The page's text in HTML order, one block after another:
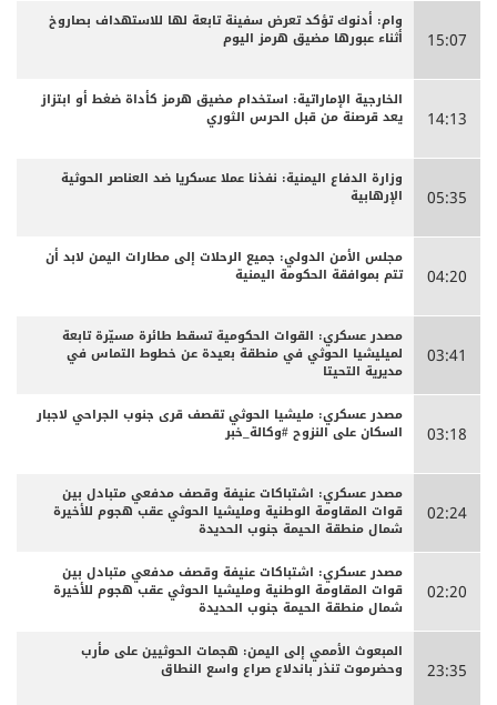
15:07
وام: أدنوك تؤكد تعرض سفينة تابعة لها للاستهداف بصاروخ
أثناء عبورها مضيق هرمز اليوم
14:13
الخارجية الإماراتية: استخدام مضيق هرمز كأداة ضغط أو ابتزاز
يعد قرصنة من قبل الحرس الثوري
05:35
وزارة الدفاع اليمنية: نفذنا عملا عسكريا ضد العناصر الحوثية
الإرهابية
04:20
مجلس الأمن الدولي: جميع الرحلات إلى مطارات اليمن لابد أن
تتم بموافقة الحكومة اليمنية
03:41
مصدر عسكري: القوات الحكومية تسقط طائرة مسيّرة تابعة
لميليشيا الحوثي في منطقة بعيدة عن خطوط التماس في
مديرية التحيتا
03:18
مصدر عسكري: مليشيا الحوثي تقصف قرى جنوب الجراحي لاجبار
السكان على النزوح #وكالة_خبر
02:24
مصدر عسكري: اشتباكات عنيفة وقصف مدفعي متبادل بين
قوات المقاومة الوطنية ومليشيا الحوثي عقب هجوم للأخيرة
شمال منطقة الحيمة جنوب الحديدة
02:20
مصدر عسكري: اشتباكات عنيفة وقصف مدفعي متبادل بين
قوات المقاومة الوطنية ومليشيا الحوثي عقب هجوم للأخيرة
شمال منطقة الحيمة جنوب الحديدة
23:35
المبعوث الأممي إلى اليمن: هجمات الحوثيين على مأرب
وحضرموت تنذر باندلاع صراع واسع النطاق